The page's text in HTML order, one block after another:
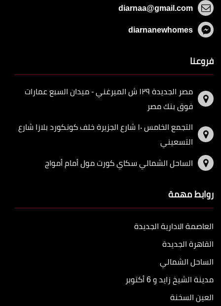
diarnaa@gmail.com
diarnanewhomes
فروعنا
مصر الجديدة ١٢٩ ش الميرغني - ميدان السبع عمارات
فوق بنك مصر
التجمع الخامس ١٠ شارع الجزيرة خلف كونكورد بلازا شارع
التسعيني
الساحل الشمالي سكاي كورت مول أمام أمواج
روابط مهمة
العاصمة الادارية الجديدة
القاهرة الجديدة
الساحل الشمالي
مدينة الشيخ زايد و 6 أكتوبر
العين السخنة